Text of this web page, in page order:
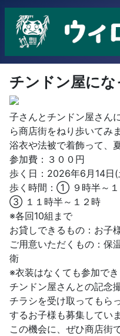
チンドン屋にな
子さんとチンドン屋さん
ら商店街をねり歩いてみ
浴衣や法被で着飾って、
参加費：３００円
歩く日：2026年6月14日(
歩く時間：① ９時半～
③ １１時半～１２時
※各回10組まで
お貸しできるもの：お子
ご用意いただくもの：保
衛
※衣装はなくても参加で
チンドン屋さんとの記念
チラシを受け取ってもら
するお子様も募集してい
この機会に、ぜひ商店街